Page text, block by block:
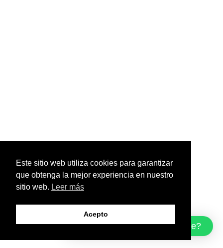
¿Cómo podemos ayudarte?
Este sitio web utiliza cookies para garantizar
que obtenga la mejor experiencia en nuestro
sitio web. Leer más
Acepto